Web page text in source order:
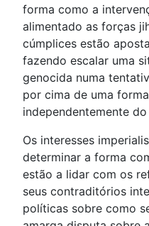
forma como a
alimentado as forças
cúmplices estão
fazendo escalar uma
genocida numa
por cima de uma
independentemente
Os interesses
determinar a forma
estão a lidar com os
seus contraditórios
políticas sobre como